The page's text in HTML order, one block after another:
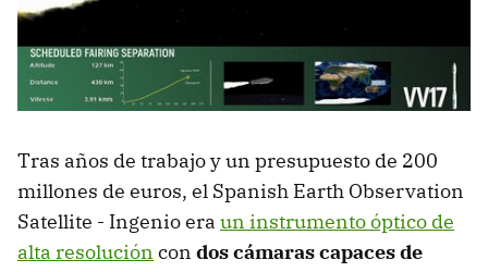
Tras años de trabajo y un presupuesto de 200
millones de euros, el Spanish Earth Observation
Satellite - Ingenio era un instrumento óptico de
alta resolución con dos cámaras capaces de